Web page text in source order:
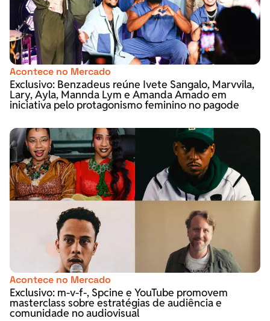
Acontece no Mercado
Exclusivo: Benzadeus reúne Ivete Sangalo, Marvvila,
Lary, Ayla, Mannda Lym e Amanda Amado em
iniciativa pelo protagonismo feminino no pagode
Acontece no Mercado
Exclusivo: m-v-f-, Spcine e YouTube promovem
masterclass sobre estratégias de audiência e
comunidade no audiovisual